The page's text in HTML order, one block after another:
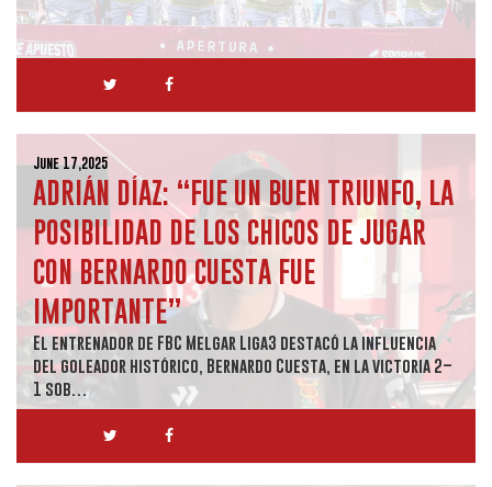
June 17,2025
ADRIÁN DÍAZ: “FUE UN BUEN TRIUNFO, LA
POSIBILIDAD DE LOS CHICOS DE JUGAR
CON BERNARDO CUESTA FUE
IMPORTANTE”
El entrenador de FBC Melgar Liga3 destacó la influencia
del goleador histórico, Bernardo Cuesta, en la victoria 2–
1 sob…